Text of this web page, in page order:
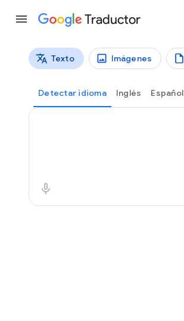
Traductor
Tipos de traducción
Texto Imágenes
Detectar idioma Inglés Español
Texto de origen